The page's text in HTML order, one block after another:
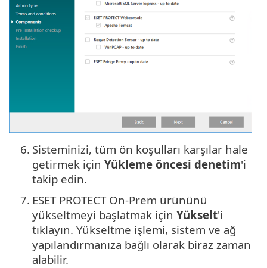
6. Sisteminizi, tüm ön koşulları karşılar hale
getirmek için Yükleme öncesi denetim'i
takip edin.
7. ESET PROTECT On-Prem ürününü
yükseltmeyi başlatmak için Yükselt'i
tıklayın. Yükseltme işlemi, sistem ve ağ
yapılandırmanıza bağlı olarak biraz zaman
alabilir.